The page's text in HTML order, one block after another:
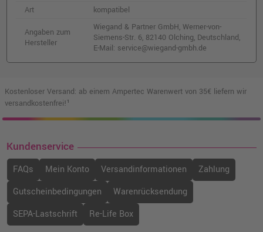
Art
kompatibel
Angaben zum
Hersteller
Wiegand & Partner GmbH, Werner-von-
Siemens-Str. 6, 82140 Olching, Deutschland,
E-Mail: service@wiegand-gmbh.de
Kostenloser Versand: ab einem Ampertec Warenwert von 35€ liefern wir
versandkostenfrei!¹
Kundenservice
FAQs Mein Konto Versandinformationen
Zahlung
Gutscheinbedingungen
Warenrücksendung
SEPA-Lastschrift
Re-Life Box